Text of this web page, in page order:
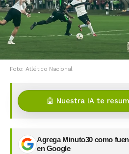
Foto: Atlético Nacional
🤖 Nuestra IA te
Agrega Minuto30 como
en Google